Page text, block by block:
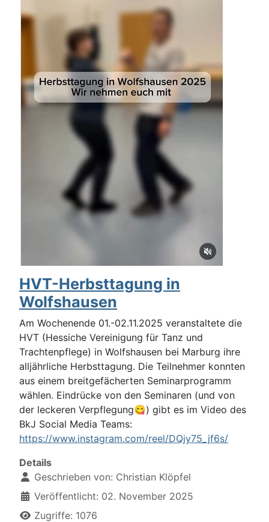
HVT-Herbsttagung in
Wolfshausen
Am Wochenende 01.-02.11.2025 veranstaltete die
HVT (Hessiche Vereinigung für Tanz und
Trachtenpflege) in Wolfshausen bei Marburg ihre
alljährliche Herbsttagung. Die Teilnehmer konnten
aus einem breitgefächerten Seminarprogramm
wählen. Eindrücke von den Seminaren (und von
der leckeren Verpflegung😋) gibt es im Video des
BkJ Social Media Teams:
https://www.instagram.com/reel/DQjy75_jf6s/
Details
Geschrieben von: Christian Klöpfel
Veröffentlicht: 02. November 2025
Zugriffe: 1076